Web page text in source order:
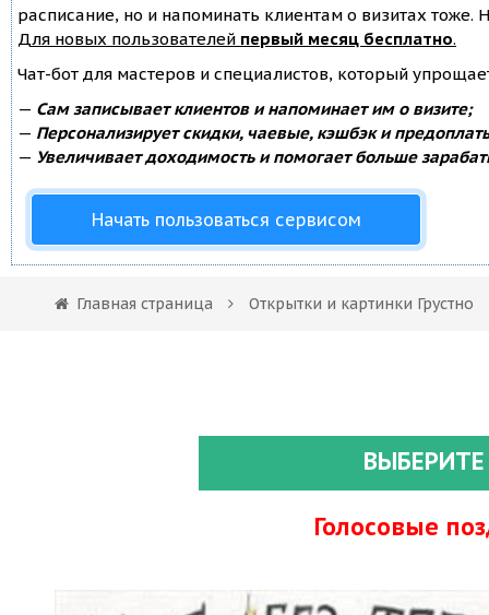
расписание, но и напоминать клиентам о визитах
Для новых пользователей первый месяц бесплатно.
Чат-бот для мастеров и специалистов, который
— Сам записывает клиентов и напоминает им о визите;
— Персонализирует скидки, чаевые, кэшбэк и
— Увеличивает доходимость и помогает больше
Начать пользоваться сервисом
Главная страница Открытки и картинки Грустно
Голосовые